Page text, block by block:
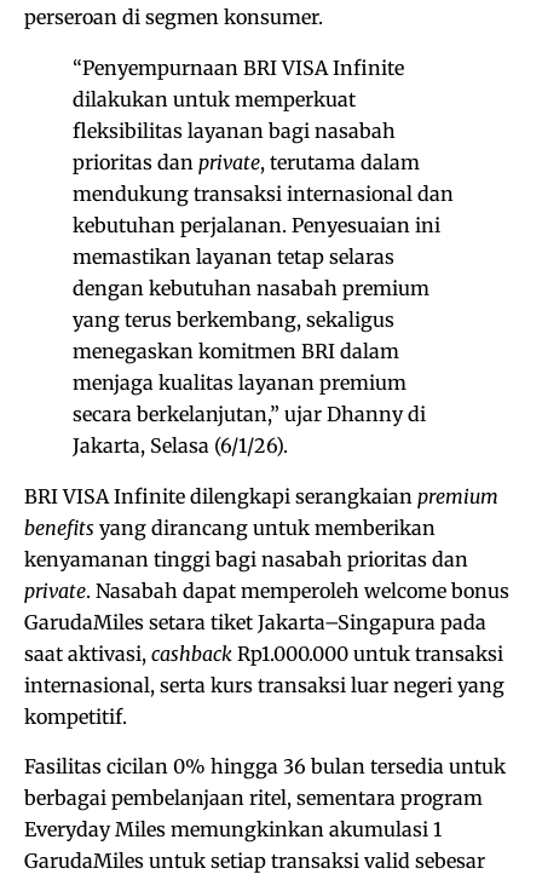
perseroan di segmen konsumer.
“Penyempurnaan BRI VISA Infinite
dilakukan untuk memperkuat
fleksibilitas layanan bagi nasabah
prioritas dan private, terutama dalam
mendukung transaksi internasional dan
kebutuhan perjalanan. Penyesuaian ini
memastikan layanan tetap selaras
dengan kebutuhan nasabah premium
yang terus berkembang, sekaligus
menegaskan komitmen BRI dalam
menjaga kualitas layanan premium
secara berkelanjutan,” ujar Dhanny di
Jakarta, Selasa (6/1/26).
BRI VISA Infinite dilengkapi serangkaian premium
benefits yang dirancang untuk memberikan
kenyamanan tinggi bagi nasabah prioritas dan
private. Nasabah dapat memperoleh welcome bonus
GarudaMiles setara tiket Jakarta–Singapura pada
saat aktivasi, cashback Rp1.000.000 untuk transaksi
internasional, serta kurs transaksi luar negeri yang
kompetitif.
Fasilitas cicilan 0% hingga 36 bulan tersedia untuk
berbagai pembelanjaan ritel, sementara program
Everyday Miles memungkinkan akumulasi 1
GarudaMiles untuk setiap transaksi valid sebesar